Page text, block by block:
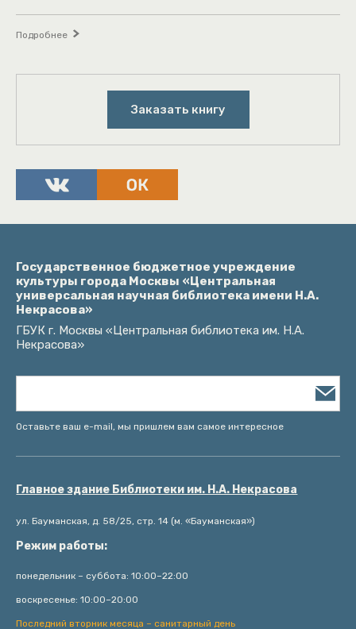
Подробнее
Заказать книгу
Государственное бюджетное учреждение
культуры города Москвы «Центральная
универсальная научная библиотека имени Н.А.
Некрасова»
ГБУК г. Москвы «Центральная библиотека им. Н.А.
Некрасова»
Оставьте ваш e-mail, мы пришлем вам самое интересное
Главное здание Библиотеки им. Н.А. Некрасова
ул. Бауманская, д. 58/25, стр. 14 (м. «Бауманская»)
Режим работы:
понедельник – суббота: 10:00–22:00
воскресенье: 10:00–20:00
Последний вторник месяца – санитарный день